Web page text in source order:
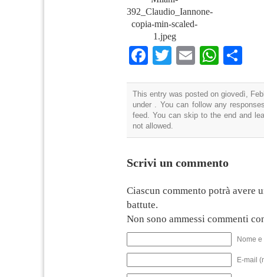
392_Claudio_Iannone-
copia-min-scaled-
1.jpeg
Facebook
TwitterEmail
This entry was posted on giovedì,
under . You can follow any
feed. You can skip to the end and
not allowed.
Scrivi un commento
Ciascun commento potrà avere
battute.
Non sono ammessi commenti
Nome
E-mail